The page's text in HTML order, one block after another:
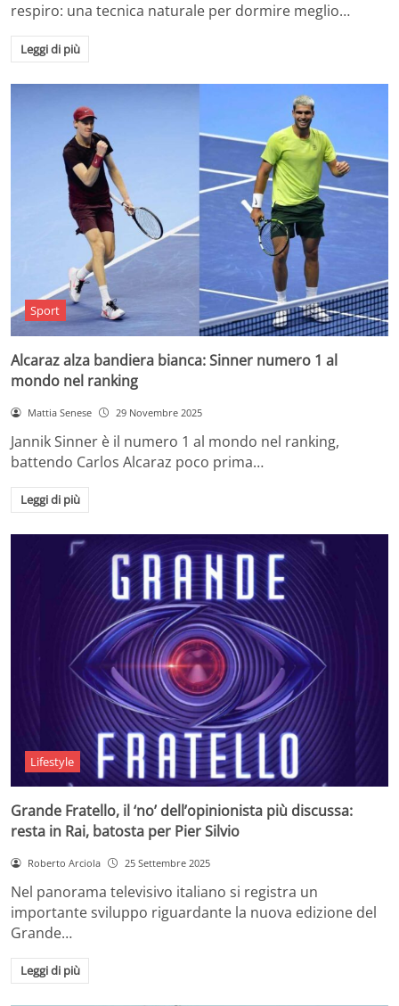
respiro: una tecnica naturale per dormire meglio…
Leggi di più
Sport
Alcaraz alza bandiera bianca: Sinner numero 1 al
mondo nel ranking
Mattia Senese 29 Novembre 2025
Jannik Sinner è il numero 1 al mondo nel ranking,
battendo Carlos Alcaraz poco prima…
Leggi di più
Lifestyle
Grande Fratello, il ‘no’ dell’opinionista più discussa:
resta in Rai, batosta per Pier Silvio
Roberto Arciola 25 Settembre 2025
Nel panorama televisivo italiano si registra un
importante sviluppo riguardante la nuova edizione del
Grande…
Leggi di più